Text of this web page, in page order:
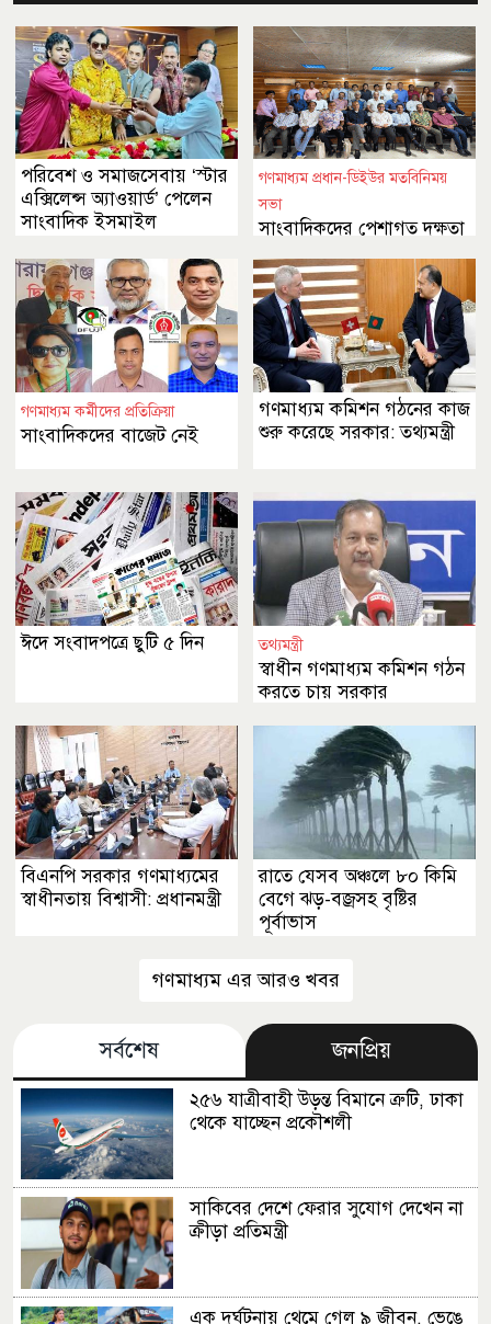
পরিবেশ ও সমাজসেবায় ‘স্টার
এক্সিলেন্স অ্যাওয়ার্ড’ পেলেন
সাংবাদিক ইসমাইল
গণমাধ্যম প্রধান-ডিইউর মতবিনিময়
সভা
সাংবাদিকদের পেশাগত দক্ষতা
আহ্বান
গণমাধ্যম কর্মীদের প্রতিক্রিয়া
সাংবাদিকদের বাজেট নেই
গণমাধ্যম কমিশন গঠনের কাজ
শুরু করেছে সরকার: তথ্যমন্ত্রী
ঈদে সংবাদপত্রে ছুটি ৫ দিন তথ্যমন্ত্রী
স্বাধীন গণমাধ্যম কমিশন গঠন
করতে চায় সরকার
বিএনপি সরকার গণমাধ্যমের
স্বাধীনতায় বিশ্বাসী: প্রধানমন্ত্রী
রাতে যেসব অঞ্চলে ৮০ কিমি
বেগে ঝড়-বজ্রসহ বৃষ্টির
পূর্বাভাস
গণমাধ্যম এর আরও খবর
সর্বশেষ জনপ্রিয়
২৫৬ যাত্রীবাহী উড়ন্ত বিমানে ত্রুটি, ঢাকা
থেকে যাচ্ছেন প্রকৌশলী
সাকিবের দেশে ফেরার সুযোগ দেখেন না
ক্রীড়া প্রতিমন্ত্রী
এক দুর্ঘটনায় থেমে গেল ৯ জীবন, ভেঙে